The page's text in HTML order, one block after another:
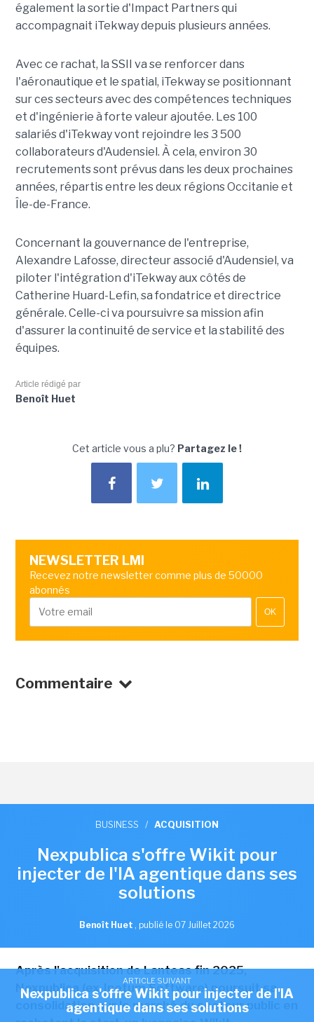
également la sortie d'Impact Partners qui
accompagnait iTekway depuis plusieurs années.
Avec ce rachat, la SSII va se renforcer dans
l'aéronautique et le spatial, iTekway se positionnant
sur ces secteurs avec des compétences techniques
et d'ingénierie à forte valeur ajoutée. Les 100
salariés d'iTekway vont rejoindre les 3 500
collaborateurs d'Audensiel. À cela, environ 30
recrutements sont prévus dans les deux prochaines
années, répartis entre les deux régions Occitanie et
Île-de-France.
Concernant la gouvernance de l'entreprise,
Alexandre Lafosse, directeur associé d'Audensiel, va
piloter l'intégration d'iTekway aux côtés de
Catherine Huard-Lefin, sa fondatrice et directrice
générale. Celle-ci va poursuivre sa mission afin
d'assurer la continuité de service et la stabilité des
équipes.
Article rédigé par
Benoît Huet
Cet article vous a plu? Partagez le !
NEWSLETTER LMI
Recevez notre newsletter comme plus de 50000
abonnés
OK
Commentaire
ARTICLE SUIVANT
Nexpublica s'offre Wikit pour injecter de l'IA
agentique dans ses solutions
BUSINESS / ACQUISITION
Nexpublica s'offre Wikit pour
injecter de l'IA agentique dans ses
solutions
Benoît Huet , publié le 07 Juillet 2026
Après l'acquisition de Lanteas fin 2025,
Nexpublica (ex-Inetum Software) poursuit sa
consolidation sur le marché du secteur public en